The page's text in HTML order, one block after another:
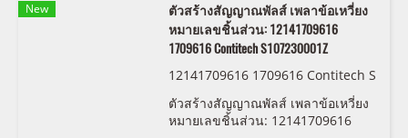
New
ตัวสร้างสัญญาณพัลส์ เพลาข้อเหวี่ยง
หมายเลขชิ้นส่วน: 12141709616
1709616 Contitech S107230001Z
12141709616 1709616 Contitech S
ตัวสร้างสัญญาณพัลส์ เพลาข้อเหวี่ยง
หมายเลขชิ้นส่วน: 12141709616